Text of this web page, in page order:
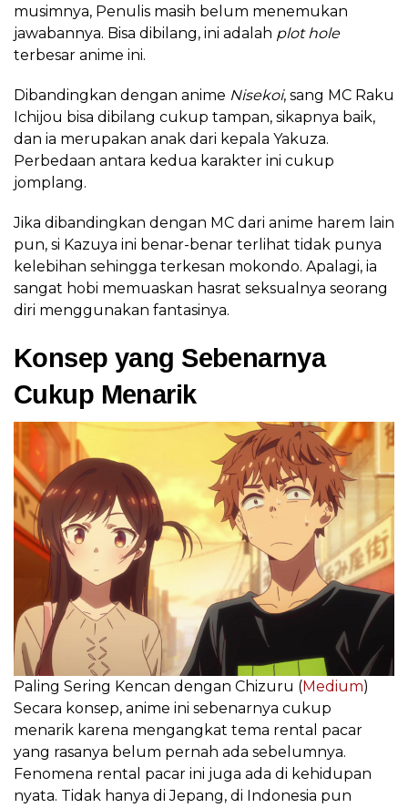
musimnya, Penulis masih belum menemukan
jawabannya. Bisa dibilang, ini adalah plot hole
terbesar anime ini.
Dibandingkan dengan anime Nisekoi, sang MC Raku
Ichijou bisa dibilang cukup tampan, sikapnya baik,
dan ia merupakan anak dari kepala Yakuza.
Perbedaan antara kedua karakter ini cukup
jomplang.
Jika dibandingkan dengan MC dari anime harem lain
pun, si Kazuya ini benar-benar terlihat tidak punya
kelebihan sehingga terkesan mokondo. Apalagi, ia
sangat hobi memuaskan hasrat seksualnya seorang
diri menggunakan fantasinya.
Konsep yang Sebenarnya
Cukup Menarik
Paling Sering Kencan dengan Chizuru (Medium)
Secara konsep, anime ini sebenarnya cukup
menarik karena mengangkat tema rental pacar
yang rasanya belum pernah ada sebelumnya.
Fenomena rental pacar ini juga ada di kehidupan
nyata. Tidak hanya di Jepang, di Indonesia pun